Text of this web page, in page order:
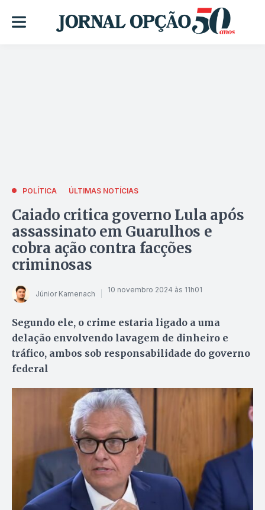
POLÍTICA ÚLTIMAS NOTÍCIAS
Caiado critica governo Lula após
assassinato em Guarulhos e
cobra ação contra facções
criminosas
Júnior Kamenach 10 novembro 2024 às 11h01
Segundo ele, o crime estaria ligado a uma
delação envolvendo lavagem de dinheiro e
tráfico, ambos sob responsabilidade do governo
federal